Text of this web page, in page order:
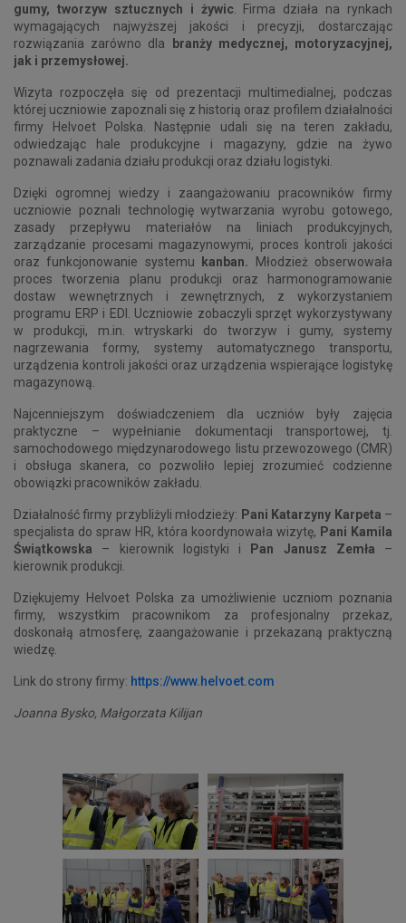
gumy, tworzyw sztucznych i żywic. Firma działa na rynkach
wymagających najwyższej jakości i precyzji, dostarczając
rozwiązania zarówno dla
branży medycznej, motoryzacyjnej,
jak i przemysłowej.
Wizyta rozpoczęła się od prezentacji multimedialnej, podczas
której uczniowie zapoznali się z historią oraz profilem działalności
firmy Helvoet Polska. Następnie udali się na teren zakładu,
odwiedzając hale produkcyjne i magazyny, gdzie na żywo
poznawali zadania działu produkcji oraz działu logistyki.
Dzięki ogromnej wiedzy i zaangażowaniu pracowników firmy
uczniowie poznali technologię wytwarzania wyrobu gotowego,
zasady przepływu materiałów na liniach produkcyjnych,
zarządzanie procesami magazynowymi, proces kontroli jakości
oraz funkcjonowanie systemu
kanban. Młodzież obserwowała
proces tworzenia planu produkcji oraz harmonogramowanie
dostaw wewnętrznych i zewnętrznych, z wykorzystaniem
programu ERP i EDI. Uczniowie zobaczyli sprzęt wykorzystywany
w produkcji, m.in. wtryskarki do tworzyw i gumy, systemy
nagrzewania formy, systemy automatycznego transportu,
urządzenia kontroli jakości oraz urządzenia wspierające logistykę
magazynową.
Najcenniejszym doświadczeniem dla uczniów były zajęcia
praktyczne – wypełnianie dokumentacji transportowej, tj.
samochodowego międzynarodowego listu przewozowego (CMR)
i obsługa skanera, co pozwoliło lepiej zrozumieć codzienne
obowiązki pracowników zakładu.
Działalność firmy przybliżyli młodzieży: Pani Katarzyny Karpeta –
specjalista do spraw HR, która koordynowała wizytę, Pani Kamila
Świątkowska – kierownik logistyki i Pan Janusz Zemła –
kierownik produkcji.
Dziękujemy Helvoet Polska za umożliwienie uczniom poznania
firmy, wszystkim pracownikom za profesjonalny przekaz,
doskonałą atmosferę, zaangażowanie i przekazaną praktyczną
wiedzę.
Link do strony firmy: https://www.helvoet.com
Joanna Bysko, Małgorzata Kilijan